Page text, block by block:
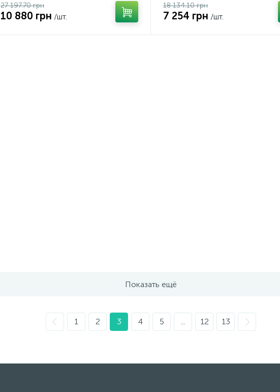
27 197.70 грн
10 880 грн /шт.
18 134.10 грн
7 254 грн /шт.
Показать ещё
1 2 3 4 5 ... 12 13